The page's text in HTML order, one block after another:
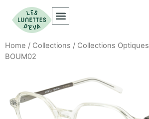
Home / Collections / Collections Optiques
BOUM02